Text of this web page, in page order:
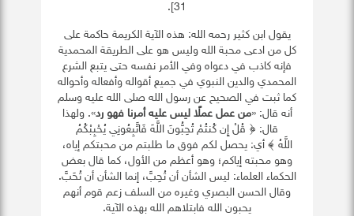
31].
يقول ابن كثير رحمه الله: هذه الآية الكريمة حاكمة على
كل من ادعى محبة الله وليس هو على الطريقة المحمدية
فإنه كاذب في دعواه وفي الأمر نفسه حتى يتبع الشرع
المحمدي والدين النبوي في جميع أقواله وأفعاله وأحواله
كما ثبت في الصحيح عن رسول الله صلى الله عليه وسلم
أنه قال: «من عمل عملًا ليس عليه أمرنا فهو رد». ولهذا
قال: ﴿ قُلْ إِن كُنتُمْ تُحِبُّونَ اللَّهَ فَاتَّبِعُونِي يُحْبِبْكُمُ
اللَّهُ ﴾ أي: يحصل لكم فوق ما طلبتم من محبتكم إياه،
وهو محبته إياكم؛ وهو أعظم من الأول، كما قال بعض
الحكماء العلماء: ليس الشأن أن تُحِبَّ، إنما الشأن أن تُحَبَّ.
وقال الحسن البصري وغيره من السلف زعم قوم أنهم
يحبون الله فابتلاهم الله بهذه الآية.